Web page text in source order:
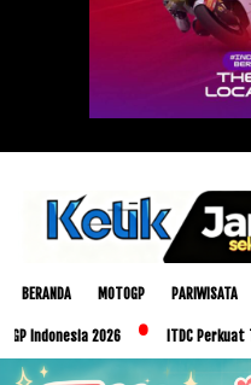
BERANDA MOTOGP PARIWISATA
2026 ITDC Perkuat Talenta